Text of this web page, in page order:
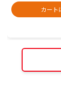
カート